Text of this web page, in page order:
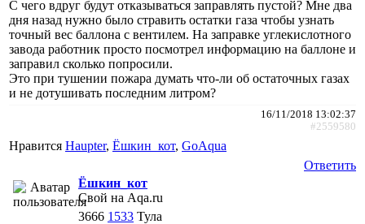
С чего вдруг будут отказываться заправлять пустой? Мне два
дня назад нужно было стравить остатки газа чтобы узнать
точный вес баллона с вентилем. На заправке углекислотного
завода работник просто посмотрел информацию на баллоне и
заправил сколько попросили.
Это при тушении пожара думать что-ли об остаточных газах
и не дотушивать последним литром?
16/11/2018 13:02:37
#2559580
Нравится Haupter, Ёшкин_кот, GoAqua
Ответить
Ёшкин_кот
Свой на Aqa.ru
3666 1533 Тула